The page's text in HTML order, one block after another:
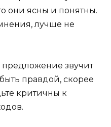
они ясны и понятны.
лучше не
предложение звучит
правдой, скорее
критичны к